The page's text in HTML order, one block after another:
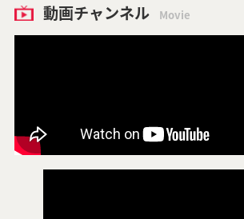
動画チャンネル Movie